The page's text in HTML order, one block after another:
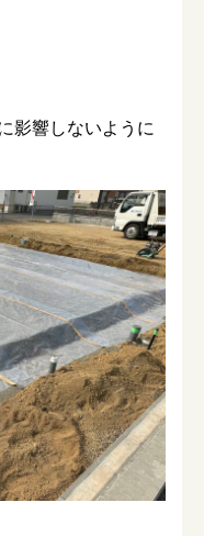
影響しないように